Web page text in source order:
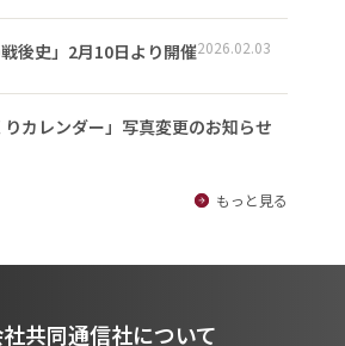
後史」2月10日より開催2026.02.03
りカレンダー」写真変更のお知らせ
もっと見る
共同通信社について